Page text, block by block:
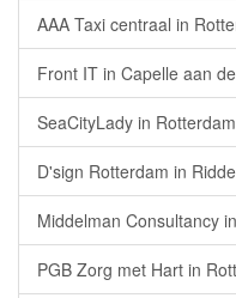
AAA Taxi centraal in
Front IT in Capelle aan
SeaCityLady in Rotterdam
D'sign Rotterdam in
Middelman Consultancy
PGB Zorg met Hart in